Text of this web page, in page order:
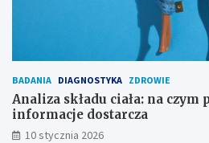
BADANIA DIAGNOSTYKA ZDROWIE
Analiza składu ciała: na
informacje dostarcza
10 stycznia 2026